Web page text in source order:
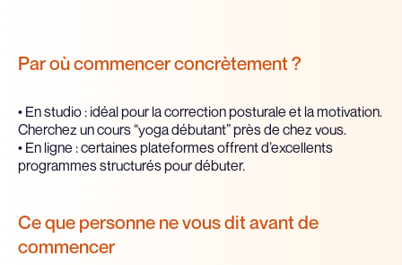
Par où commencer concrètement ?
• En studio : idéal pour la correction posturale et la motivation.
Cherchez un cours “yoga débutant” près de chez vous.
• En ligne : certaines plateformes offrent d’excellents
programmes structurés pour débuter.
Ce que personne ne vous dit avant de
commencer